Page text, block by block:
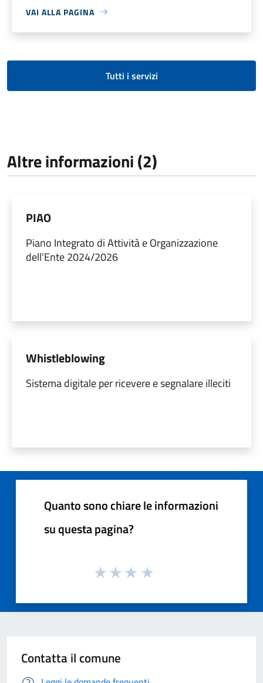
VAI ALLA PAGINA
Tutti i servizi
Altre informazioni (2)
PIAO
Piano Integrato di Attività e Organizzazione
dell'Ente 2024/2026
Whistleblowing
Sistema digitale per ricevere e segnalare illeciti
Quanto sono chiare le informazioni
su questa pagina?
Contatta il comune